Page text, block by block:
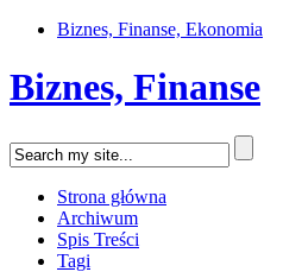
Biznes, Finanse, Ekonomia
Biznes, Finanse
Strona główna
Archiwum
Spis Treści
Tagi